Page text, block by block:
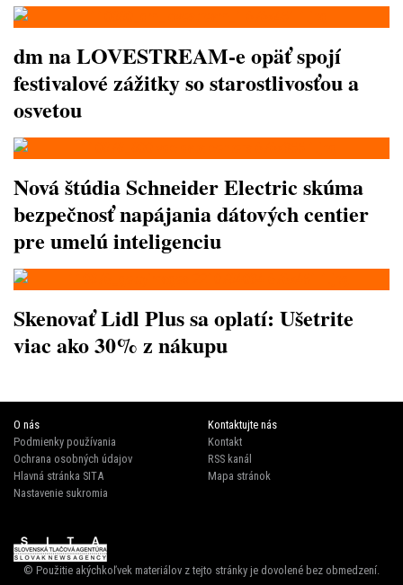
dm na LOVESTREAM-e opäť spojí
festivalové zážitky so starostlivosťou a
osvetou
Nová štúdia Schneider Electric skúma
bezpečnosť napájania dátových centier
pre umelú inteligenciu
Skenovať Lidl Plus sa oplatí: Ušetrite
viac ako 30% z nákupu
O nás
Podmienky používania
Ochrana osobných údajov
Hlavná stránka SITA
Nastavenie sukromia
Kontaktujte nás
Kontakt
RSS kanál
Mapa stránok
© Použitie akýchkoľvek materiálov z tejto stránky je dovolené bez obmedzení.